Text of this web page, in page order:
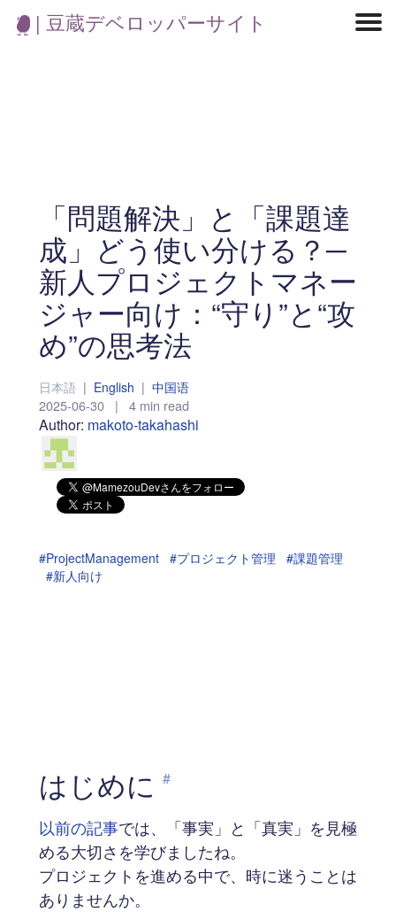
| 豆蔵デベロッパーサイト
「問題解決」と「課題達
成」どう使い分ける？─
新人プロジェクトマネー
ジャー向け：“守り”と“攻
め”の思考法
日本語 | English | 中国语
2025-06-30 | 4 min read
Author: makoto-takahashi
#ProjectManagement #プロジェクト管理
#課題管理
#新人向け
はじめに #
以前の記事では、「事実」と「真実」を見極
める大切さを学びましたね。
プロジェクトを進める中で、時に迷うことは
ありませんか。